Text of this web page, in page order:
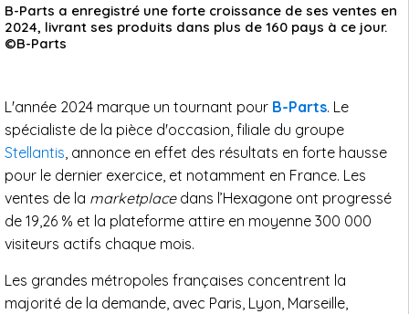
B-Parts a enregistré une forte croissance de ses ventes en
2024, livrant ses produits dans plus de 160 pays à ce jour.
©B-Parts
L'année 2024 marque un tournant pour B-Parts. Le
spécialiste de la pièce d'occasion, filiale du groupe
Stellantis, annonce en effet des résultats en forte hausse
pour le dernier exercice, et notamment en France. Les
ventes de la marketplacedans l’Hexagone ont progressé
de 19,26 % et la plateforme attire en moyenne 300 000
visiteurs actifs chaque mois.
Les grandes métropoles françaises concentrent la
majorité de la demande, avec Paris, Lyon, Marseille,